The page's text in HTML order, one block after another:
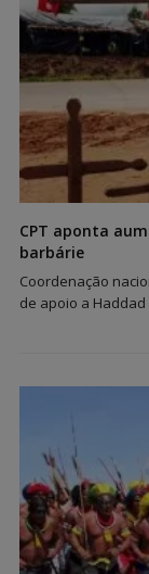
CPT aponta
barbárie
Coordenação
de apoio a